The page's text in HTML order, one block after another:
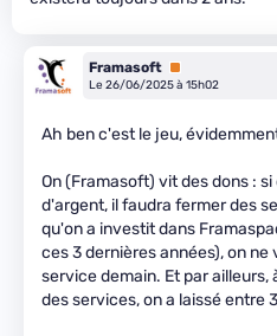
Framasoft Premium
Le 26/06/2025 à 15h02
Ah ben c'est le jeu,
On (Framasoft) vit des dons :
d'argent, il faudra fermer des
qu'on a investit dans
ces 3 dernières années), on
service demain. Et par
des services, on a laissé entre